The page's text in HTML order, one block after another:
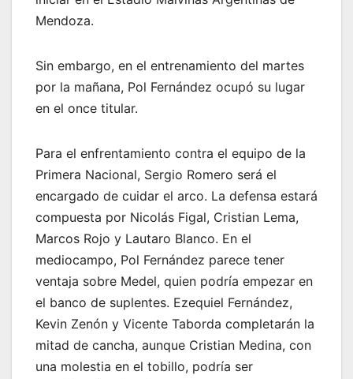
Mendoza.
Sin embargo, en el entrenamiento del martes
por la mañana, Pol Fernández ocupó su lugar
en el once titular.
Para el enfrentamiento contra el equipo de la
Primera Nacional, Sergio Romero será el
encargado de cuidar el arco. La defensa estará
compuesta por Nicolás Figal, Cristian Lema,
Marcos Rojo y Lautaro Blanco. En el
mediocampo, Pol Fernández parece tener
ventaja sobre Medel, quien podría empezar en
el banco de suplentes. Ezequiel Fernández,
Kevin Zenón y Vicente Taborda completarán la
mitad de cancha, aunque Cristian Medina, con
una molestia en el tobillo, podría ser